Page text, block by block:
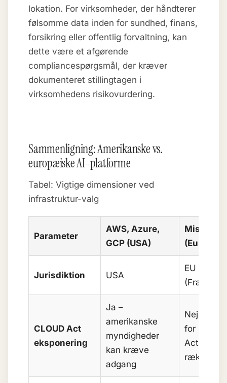
lokation. For virksomheder, der håndterer
følsomme data inden for sundhed, finans,
forsikring eller offentlig forvaltning, kan
dette være et afgørende
compliancespørgsmål, der kræver
dokumenteret stillingtagen i
virksomhedens risikovurdering.
Sammenligning: Amerikanske vs.
europæiske AI-platforme
Tabel: Vigtige dimensioner ved
infrastruktur-valg
Parameter
AWS, Azure,
GCP (USA)
Mistral
(Europa)
Jurisdiktion USA
EU
(Frankrig)
CLOUD Act
eksponering
Ja –
amerikanske
myndigheder
kan kræve
adgang
Nej –
for
Acts